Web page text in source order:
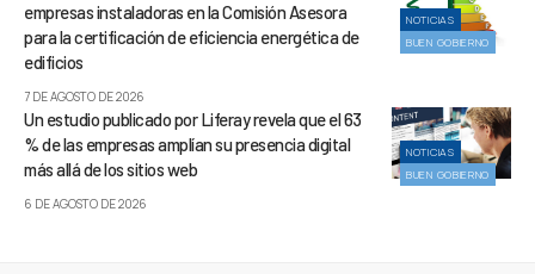
NOTICIAS
BUEN GOBIERNO
empresas instaladoras en la Comisión Asesora
para la certificación de eficiencia energética de
edificios
7 DE AGOSTO DE 2026
NOTICIAS
BUEN GOBIERNO
Un estudio publicado por Liferay revela que el 63
% de las empresas amplían su presencia digital
más allá de los sitios web
6 DE AGOSTO DE 2026